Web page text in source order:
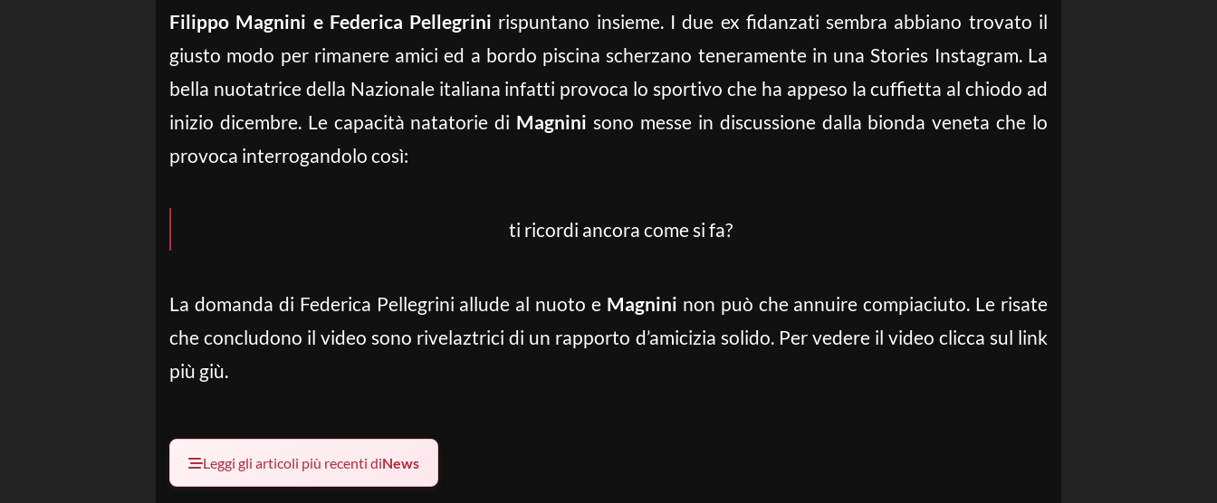
Filippo Magnini e Federica Pellegrini rispuntano insieme. I due ex fidanzati sembra abbiano trovato il
giusto modo per rimanere amici ed a bordo piscina scherzano teneramente in una Stories Instagram. La
bella nuotatrice della Nazionale italiana infatti provoca lo sportivo che ha appeso la cuffietta al chiodo ad
inizio dicembre. Le capacità natatorie di Magnini sono messe in discussione dalla bionda veneta che lo
provoca interrogandolo così:
ti ricordi ancora come si fa?
La domanda di Federica Pellegrini allude al nuoto e Magnini non può che annuire compiaciuto. Le risate
che concludono il video sono rivelaztrici di un rapporto d’amicizia solido. Per vedere il video clicca sul link
più giù.
Leggi gli articoli più recenti diNews